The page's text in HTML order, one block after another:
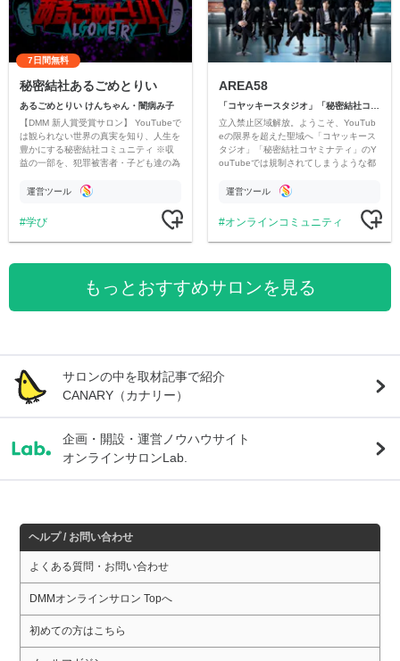
7日間無料
秘密結社あるごめとりい
あるごめとりい けんちゃん・闇病み子
【DMM 新人賞受賞サロン】 YouTubeで
は観られない世界の真実を知り、人生を
豊かにする秘密結社コミュニティ ※収
益の一部を、犯罪被害者・子ども達の為
す運営ツール
学び
AREA58
立入禁止区域解放。ようこそ、YouTub
eの限界を超えた聖域へ「コヤッキース
タジオ」「秘密結社コヤミナティ」のY
ouTubeでは規制されてしまうような都
公開。
運営ツール
オンラインコミュニティ
もっとおすすめサロンを見る
サロンの中を取材記事で紹介
CANARY（カナリー）
企画・開設・運営ノウハウサイト
オンラインサロンLab.
ヘルプ / お問い合わせ
よくある質問・お問い合わせ
DMMオンラインサロン Topへ
初めての方はこちら